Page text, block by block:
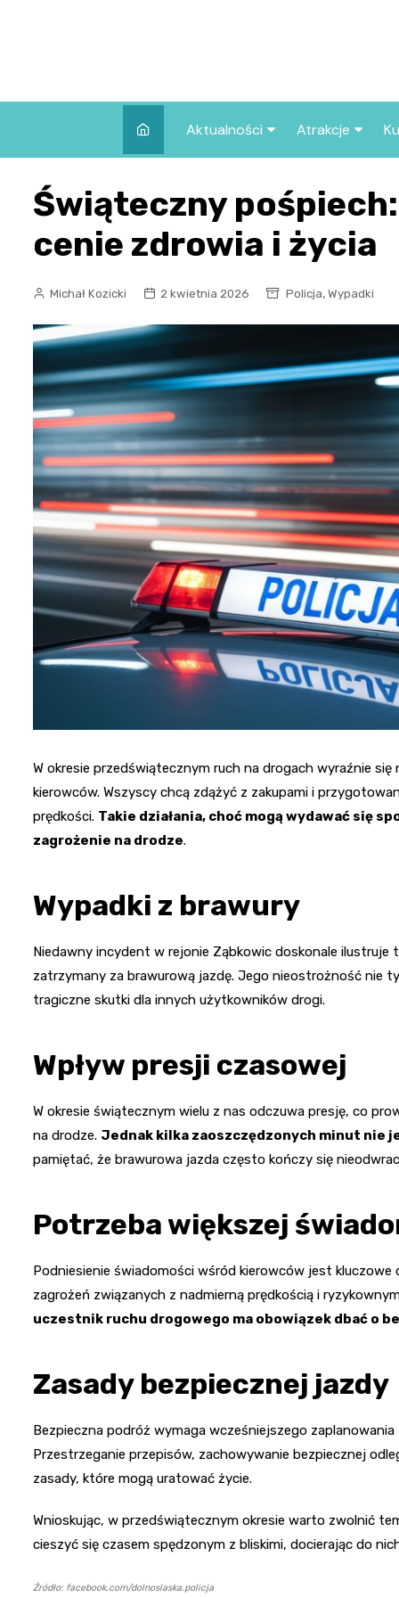
Aktualności
Wszystkie wpisy
Atrakcje
we Wrocławiu
Co warto
Wrocławiu?
Świąteczny
cenie zdrowia i życia
Michał Kozicki 2 kwietnia 2026 Policja, Wypadki
W okresie przedświątecznym ruch na drogach wyraźnie
kierowców. Wszyscy chcą zdążyć z zakupami i
prędkości. Takie działania, choć mogą wydawać się
zagrożenie na drodze.
Wypadki z brawury
Niedawny incydent w rejonie Ząbkowic doskonale ilustruje
zatrzymany za brawurową jazdę. Jego nieostrożność nie
tragiczne skutki dla innych użytkowników drogi.
Wpływ presji czasowej
W okresie świątecznym wielu z nas odczuwa presję, co
na drodze. Jednak kilka zaoszczędzonych minut nie
pamiętać, że brawurowa jazda często kończy się
Potrzeba większej
Podniesienie świadomości wśród kierowców jest
zagrożeń związanych z nadmierną prędkością i
uczestnik ruchu drogowego ma obowiązek dbać o
Zasady bezpiecznej jazdy
Bezpieczna podróż wymaga wcześniejszego
Przestrzeganie przepisów, zachowywanie bezpiecznej
zasady, które mogą uratować życie.
Wnioskując, w przedświątecznym okresie warto zwolnić
cieszyć się czasem spędzonym z bliskimi, docierając do
Źródło: facebook.com/dolnoslaska.policja